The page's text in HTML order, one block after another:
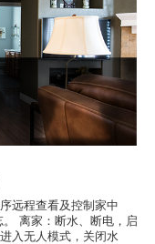
远程查看及控制家中
离家：断水、断电，启
入无人模式，关闭水